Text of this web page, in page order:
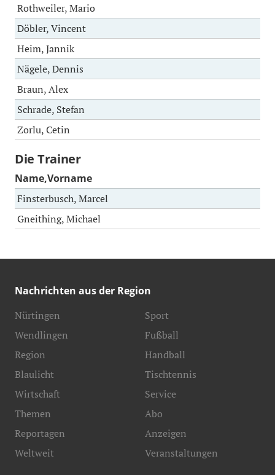
Rothweiler, Mario
Döbler, Vincent
Heim, Jannik
Nägele, Dennis
Braun, Alex
Schrade, Stefan
Zorlu, Cetin
Die Trainer
Name,Vorname
Finsterbusch, Marcel
Gneithing, Michael
Nachrichten aus der Region
Nürtingen
Wendlingen
Region
Blaulicht
Sport
Fußball
Handball
Tischtennis
Wirtschaft
Themen
Reportagen
Weltweit
Service
Abo
Anzeigen
Veranstaltungen